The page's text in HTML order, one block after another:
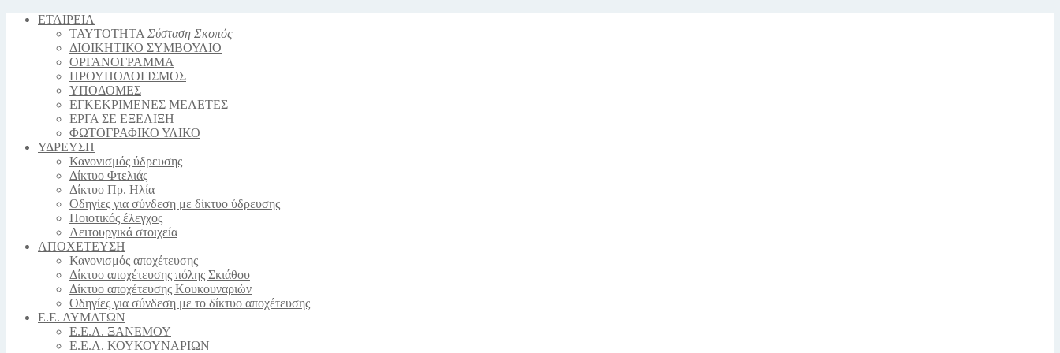
ΕΤΑΙΡΕΙΑ
ΤΑΥΤΟΤΗΤΑ Σύσταση Σκοπός
ΔΙΟΙΚΗΤΙΚΟ ΣΥΜΒΟΥΛΙΟ
ΟΡΓΑΝΟΓΡΑΜΜΑ
ΠΡΟΥΠΟΛΟΓΙΣΜΟΣ
YΠΟΔΟΜΕΣ
ΕΓΚΕΚΡΙΜΕΝΕΣ ΜΕΛΕΤΕΣ
ΕΡΓΑ ΣΕ ΕΞΕΛΙΞΗ
ΦΩΤΟΓΡΑΦΙΚΟ ΥΛΙΚΟ
ΥΔΡΕΥΣΗ
Κανονισμός ύδρευσης
Δίκτυο Φτελιάς
Δίκτυο Πρ. Ηλία
Οδηγίες για σύνδεση με δίκτυο ύδρευσης
Ποιοτικός έλεγχος
Λειτουργικά στοιχεία
ΑΠΟΧΕΤΕΥΣΗ
Κανονισμός αποχέτευσης
Δίκτυο αποχέτευσης πόλης Σκιάθου
Δίκτυο αποχέτευσης Κουκουναριών
Οδηγίες για σύνδεση με το δίκτυο αποχέτευσης
Ε.Ε. ΛΥΜΑΤΩΝ
Ε.Ε.Λ. ΞΑΝΕΜΟΥ
Ε.Ε.Λ. ΚΟΥΚΟΥΝΑΡΙΩΝ